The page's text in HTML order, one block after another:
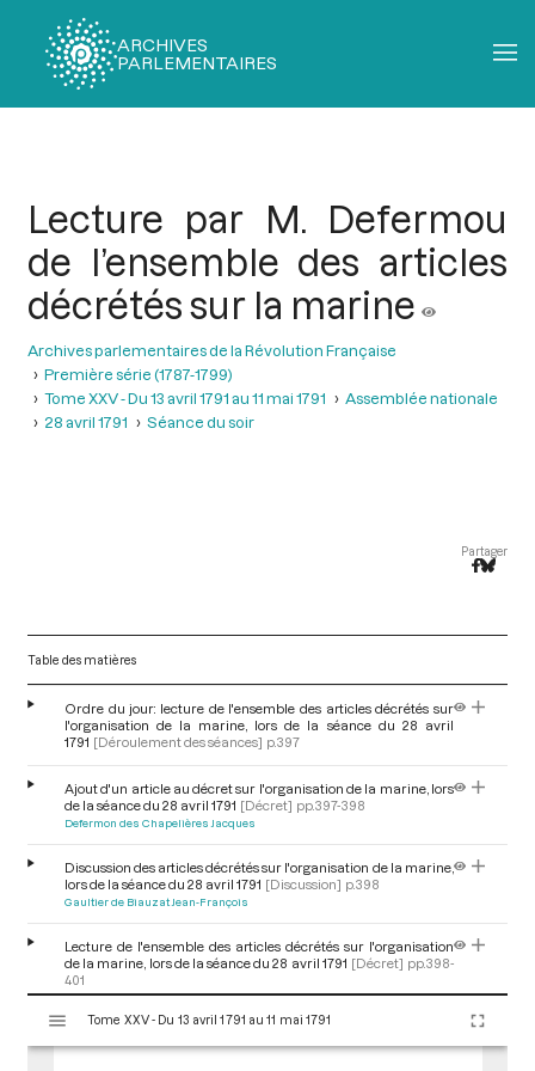
ARCHIVES
PARLEMENTAIRES
Lecture par M. Defermou
de l’ensemble des articles
décrétés sur la marine
Archives parlementaires de la Révolution Française
Première série (1787-1799)
Tome XXV - Du 13 avril 1791 au 11 mai 1791
Assemblée nationale
28 avril 1791
Séance du soir
Partager
Table des matières
Ordre du jour: lecture de l'ensemble des articles décrétés sur
l'organisation de la marine, lors de la séance du 28 avril
1791 [Déroulement des séances] p.397
Ajout d'un article au décret sur l'organisation de la marine, lors
de la séance du 28 avril 1791 [Décret] pp.397-398
Defermon des Chapelières Jacques
Discussion des articles décrétés sur l'organisation de la marine,
lors de la séance du 28 avril 1791 [Discussion] p.398
Gaultier de Biauzat Jean-François
Lecture de l'ensemble des articles décrétés sur l'organisation
de la marine, lors de la séance du 28 avril 1791 [Décret] pp.398-
401
Defermon des Chapelières Jacques
s
Tome XXV - Du 13 avril 1791 au 11 mai 1791